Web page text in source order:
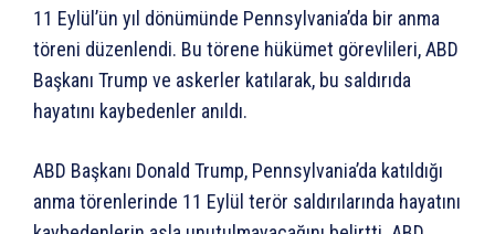
11 Eylül’ün yıl dönümünde Pennsylvania’da bir anma
töreni düzenlendi. Bu törene hükümet görevlileri, ABD
Başkanı Trump ve askerler katılarak, bu saldırıda
hayatını kaybedenler anıldı.
ABD Başkanı Donald Trump, Pennsylvania’da katıldığı
anma törenlerinde 11 Eylül terör saldırılarında hayatını